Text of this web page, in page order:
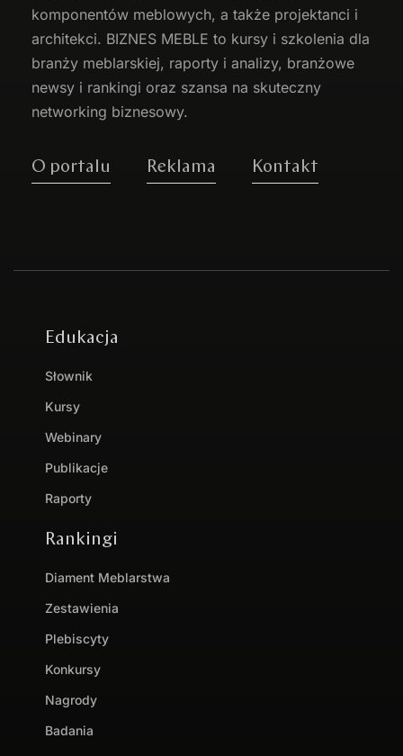
komponentów meblowych, a także projektanci i
architekci. BIZNES MEBLE to kursy i szkolenia dla
branży meblarskiej, raporty i analizy, branżowe
newsy i rankingi oraz szansa na skuteczny
networking biznesowy.
O portalu Reklama Kontakt
Edukacja
Słownik
Kursy
Webinary
Publikacje
Raporty
Rankingi
Diament Meblarstwa
Zestawienia
Plebiscyty
Konkursy
Nagrody
Badania